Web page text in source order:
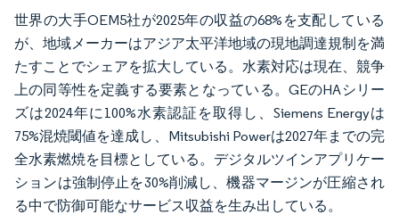
世界の大手OEM5社が2025年の収益の68%を支配している
が、地域メーカーはアジア太平洋地域の現地調達規制を満
たすことでシェアを拡大している。水素対応は現在、競争
上の同等性を定義する要素となっている。GEのHAシリー
ズは2024年に100%水素認証を取得し、Siemens Energyは
75%混焼閾値を達成し、Mitsubishi Powerは2027年までの完
全水素燃焼を目標としている。デジタルツインアプリケー
ションは強制停止を30%削減し、機器マージンが圧縮され
る中で防御可能なサービス収益を生み出している。